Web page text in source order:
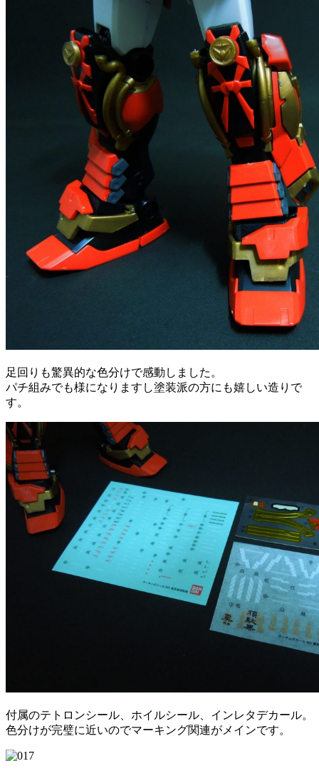
足回りも驚異的な色分けで感動しました。
パチ組みでも様になりますし塗装派の方にも嬉しい造りで
す。
付属のテトロンシール、ホイルシール、インレタデカール。
色分けが完璧に近いのでマーキング関連がメインです。